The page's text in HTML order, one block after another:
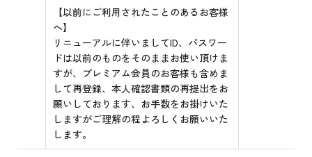
【以前にご利用されたことのあるお客様
へ】
リニューアルに伴いましてID、パスワー
ドは以前のものをそのままお使い頂けま
すが、プレミアム会員のお客様も含めま
して再登録、本人確認書類の再提出をお
願いしております、お手数をお掛けいた
しますがご理解の程よろしくお願いいた
します。